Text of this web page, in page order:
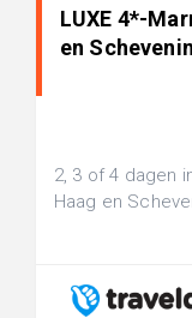
LUXE 4*-
en
2, 3 of 4 dagen
Haag en